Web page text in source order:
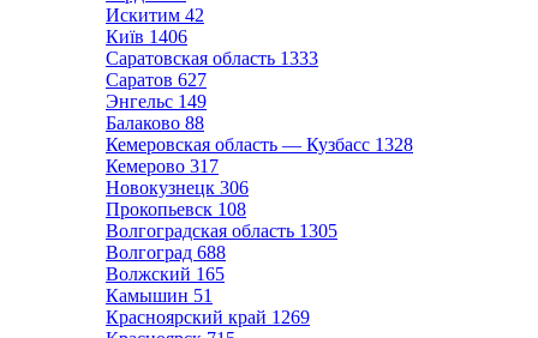
Искитим 42
Київ 1406
Саратовская область 1333
Саратов 627
Энгельс 149
Балаково 88
Кемеровская область — Кузбасс 1328
Кемерово 317
Новокузнецк 306
Прокопьевск 108
Волгоградская область 1305
Волгоград 688
Волжский 165
Камышин 51
Красноярский край 1269